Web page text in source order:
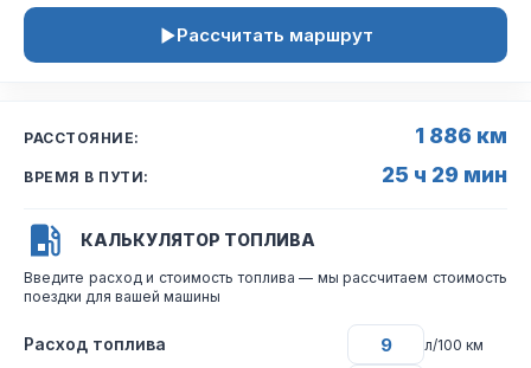
Рассчитать маршрут
РАССТОЯНИЕ: 1 886 км
ВРЕМЯ В ПУТИ: 25 ч 29 мин
КАЛЬКУЛЯТОР ТОПЛИВА
Введите расход и стоимость топлива — мы рассчитаем стоимость
поездки для вашей машины
Расход топлива л/100 км